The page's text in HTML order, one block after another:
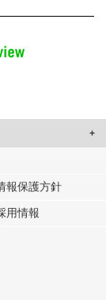
ンテンツや広告の
ています。
供した他の情報や、
した他の情報を組み
報保護方針
用情報